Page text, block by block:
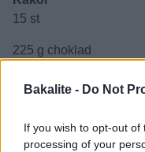
Bakalite - Do Not
If you wish to opt-out
processing of your
15 st
225 g choklad
2 st ägg
1 dl strösocker
2 dl vetemjöl